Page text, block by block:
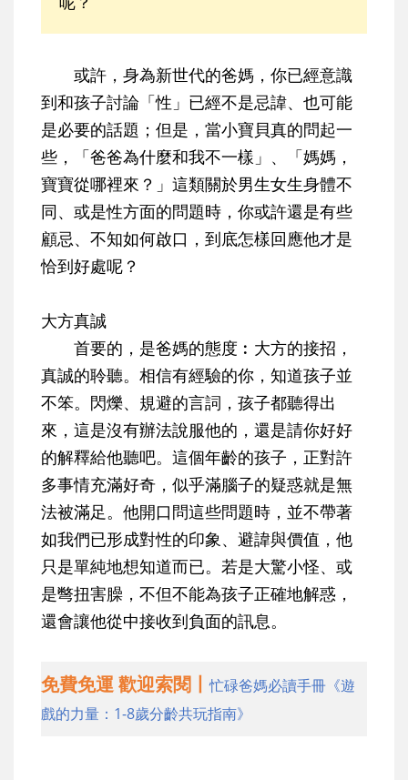
或許，身為新世代的爸媽，你已經意識
到和孩子討論「性」已經不是忌諱、也可能
是必要的話題；但是，當小寶貝真的問起一
些，「爸爸為什麼和我不一樣」、「媽媽，
寶寶從哪裡來？」這類關於男生女生身體不
同、或是性方面的問題時，你或許還是有些
顧忌、不知如何啟口，到底怎樣回應他才是
恰到好處呢？
大方真誠
首要的，是爸媽的態度︰大方的接招，
真誠的聆聽。相信有經驗的你，知道孩子並
不笨。閃爍、規避的言詞，孩子都聽得出
來，這是沒有辦法說服他的，還是請你好好
的解釋給他聽吧。這個年齡的孩子，正對許
多事情充滿好奇，似乎滿腦子的疑惑就是無
法被滿足。他開口問這些問題時，並不帶著
如我們已形成對性的印象、避諱與價值，他
只是單純地想知道而已。若是大驚小怪、或
是彆扭害臊，不但不能為孩子正確地解惑，
還會讓他從中接收到負面的訊息。
免費免運 歡迎索閱丨忙碌爸媽必讀手冊《遊
戲的力量：1-8歲分齡共玩指南》